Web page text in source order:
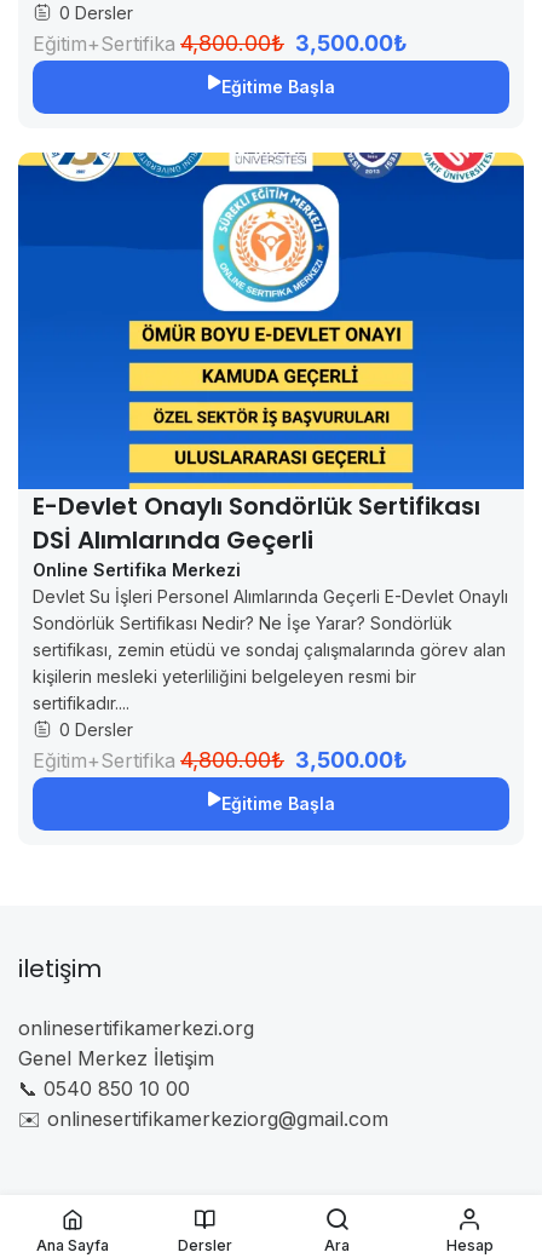
0 Dersler
Eğitim+Sertifika 4,800.00₺ 3,500.00₺
Eğitime Başla
E-Devlet Onaylı Sondörlük Sertifikası
DSİ Alımlarında Geçerli
Online Sertifika Merkezi
Devlet Su İşleri Personel Alımlarında Geçerli E-Devlet Onaylı
Sondörlük Sertifikası Nedir? Ne İşe Yarar? Sondörlük
sertifikası, zemin etüdü ve sondaj çalışmalarında görev alan
kişilerin mesleki yeterliliğini belgeleyen resmi bir
sertifikadır....
0 Dersler
Eğitim+Sertifika 4,800.00₺ 3,500.00₺
Eğitime Başla
iletişim
onlinesertifikamerkezi.org
Genel Merkez İletişim
📞 0540 850 10 00
✉️ onlinesertifikamerkeziorg@gmail.com
Ana Sayfa Dersler Ara Hesap